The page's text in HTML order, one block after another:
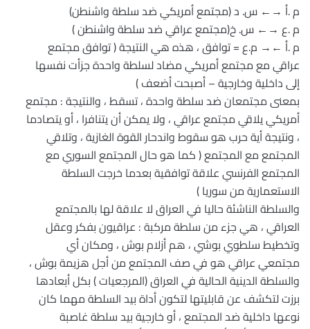
م .أ →← س. د (مجتمع أمريكي ضد سلطة واشنطن)
م .ع →← س. خ(مجتمع عراقي ضد سلطة واشنطن )
م .أ ←→ م.ع = توافق ، هذه هي النتيجة ( توافق مجتمع
عراقي مع مجتمع أمريكي مضاد لسلطة واحدة جزأت نفسها
إلى داخلية وخارجية – أصبحت أضعف )
بمعنى مجتمعان ضد سلطة واحدة ، تسقط ، والنتيجة : مجتمع
أمريكي يلاقي مجتمع عراقي ، ولا يمكن أن يتنافرا ، أو يتصادما
، ونتيجة أية حرب هو سقوط واندحار القوة الغازية ، وتلاقي
المجتمع مع المجتمع ( كما هو حال المجتمع السوري مع
المجتمع الفرنسي علاقة توافقية بعدما خرجت السلطة
الاستعمارية من سوريا )
والسلطة الناشئة حاليا في العراق لا علاقة لها بالمجتمع
العراقي ، هي جزء من سلطة مركبة : عراقيون بفكر وعقل
وتخطيط سلطوي بوشي ، هم أزلام بوش ، ومكان أي
مجتمعي عراقي هو في صف المجتمع من أجل هزيمة بوش ،
والسلطة الدينية الحالية في العراق (المرجعيات ) بكل أبعادها
برزت لتكشف عن قابليتها لتكون أداة بيد السلطة مهما كان
نوعها داخلية ضد المجتمع ، أو خارجية بيد سلطة غاصبة